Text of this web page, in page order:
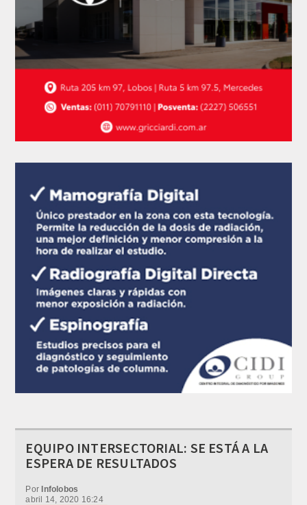
EQUIPO INTERSECTORIAL: SE ESTÁ A LA
ESPERA DE RESULTADOS
PorInfolobos
abril 14, 2020 16:24